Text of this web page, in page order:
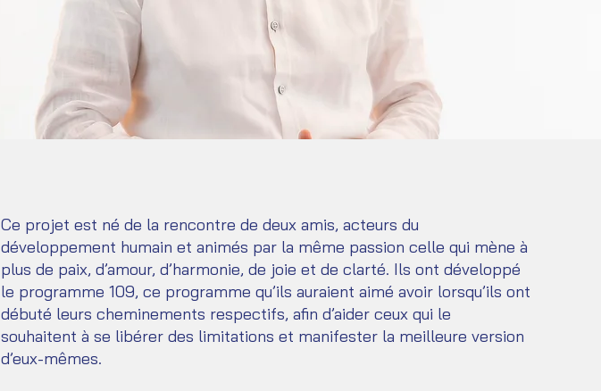
Ce projet est né de la rencontre de deux amis, acteurs du
développement humain et animés par la même passion celle qui mène à
plus de paix, d’amour, d’harmonie, de joie et de clarté. Ils ont développé
le programme 109, ce programme qu’ils auraient aimé avoir lorsqu’ils ont
débuté leurs cheminements respectifs, afin d’aider ceux qui le
souhaitent à se libérer des limitations et manifester la meilleure version
d’eux-mêmes.